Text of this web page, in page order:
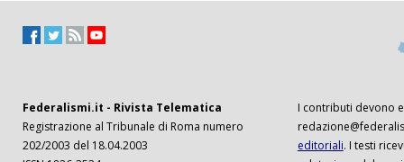
Federalismi.it - Rivista Telematica
Registrazione al Tribunale di Roma numero
202/2003 del 18.04.2003
I contributi devono
editoriali. I testi